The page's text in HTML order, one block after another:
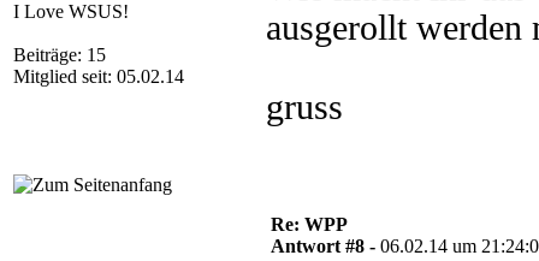
I Love WSUS!
Beiträge: 15
Mitglied seit: 05.02.14
ausgerollt werden
gruss
Re: WPP
Antwort #8 - 06.02.14 um